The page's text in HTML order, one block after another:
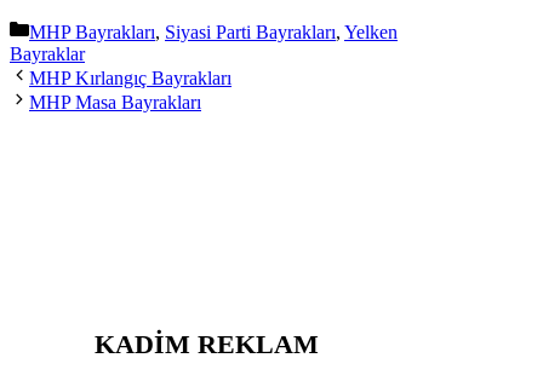
Kategoriler
MHP Bayrakları, Siyasi Parti Bayrakları, Yelken
Bayraklar
MHP Kırlangıç Bayrakları
MHP Masa Bayrakları
KADIM REKLAM